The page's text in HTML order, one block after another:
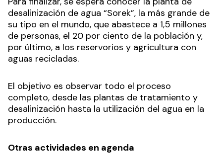
desalinización de agua “Sorek”, la más grande de
su tipo en el mundo, que abastece a 1,5 millones
de personas, el 20 por ciento de la población y,
por último, a los reservorios y agricultura con
aguas recicladas.
El objetivo es observar todo el proceso
completo, desde las plantas de tratamiento y
desalinización hasta la utilización del agua en la
producción.
Otras actividades en agenda